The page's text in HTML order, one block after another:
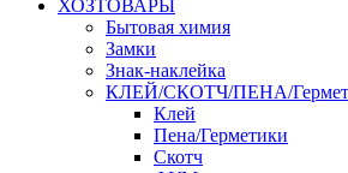
ХОЗТОВАРЫ
Бытовая химия
Замки
Знак-наклейка
КЛЕЙ/СКОТЧ/ПЕНА/
Клей
Пена/Герметики
Скотч